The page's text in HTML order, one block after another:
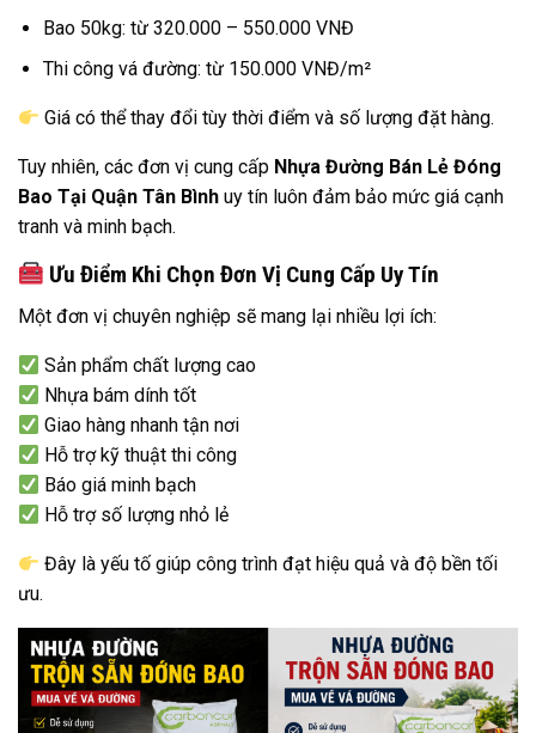
Bao 50kg: từ 320.000 – 550.000 VNĐ
Thi công vá đường: từ 150.000 VNĐ/m²
Giá có thể thay đổi tùy thời điểm và số lượng đặt hàng.
Tuy nhiên, các đơn vị cung cấp Nhựa Đường Bán Lẻ Đóng
Bao Tại Quận Tân Bình uy tín luôn đảm bảo mức giá cạnh
tranh và minh bạch.
Ưu Điểm Khi Chọn Đơn Vị Cung Cấp Uy Tín
Một đơn vị chuyên nghiệp sẽ mang lại nhiều lợi ích:
Sản phẩm chất lượng cao
Nhựa bám dính tốt
Giao hàng nhanh tận nơi
Hỗ trợ kỹ thuật thi công
Báo giá minh bạch
Hỗ trợ số lượng nhỏ lẻ
Đây là yếu tố giúp công trình đạt hiệu quả và độ bền tối
ưu.